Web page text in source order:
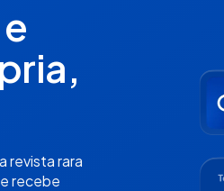
Para vender sem estoque
revista rara
recebe